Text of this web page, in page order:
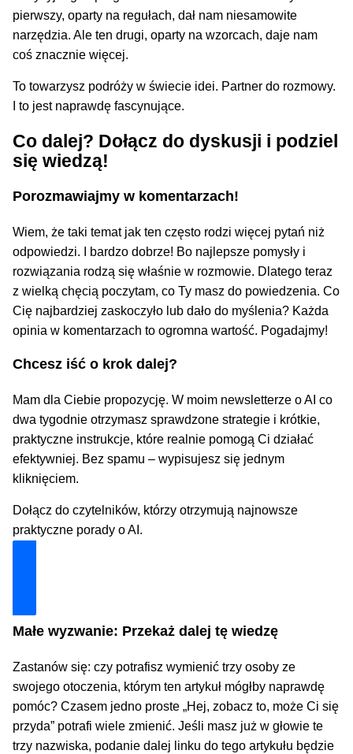
pierwszy, oparty na regułach, dał nam niesamowite
narzędzia. Ale ten drugi, oparty na wzorcach, daje nam
coś znacznie więcej.
To towarzysz podróży w świecie idei. Partner do rozmowy.
I to jest naprawdę fascynujące.
Co dalej? Dołącz do dyskusji i podziel
się wiedzą!
Porozmawiajmy w komentarzach!
Wiem, że taki temat jak ten często rodzi więcej pytań niż
odpowiedzi. I bardzo dobrze! Bo najlepsze pomysły i
rozwiązania rodzą się właśnie w rozmowie. Dlatego teraz
z wielką chęcią poczytam, co Ty masz do powiedzenia. Co
Cię najbardziej zaskoczyło lub dało do myślenia? Każda
opinia w komentarzach to ogromna wartość. Pogadajmy!
Chcesz iść o krok dalej?
Mam dla Ciebie propozycję. W moim newsletterze o AI co
dwa tygodnie otrzymasz sprawdzone strategie i krótkie,
praktyczne instrukcje, które realnie pomogą Ci działać
efektywniej. Bez spamu – wypisujesz się jednym
kliknięciem.
Dołącz do czytelników, którzy otrzymują najnowsze
praktyczne porady o AI.
Małe wyzwanie: Przekaż dalej tę wiedzę
Zastanów się: czy potrafisz wymienić trzy osoby ze
swojego otoczenia, którym ten artykuł mógłby naprawdę
pomóc? Czasem jedno proste „Hej, zobacz to, może Ci się
przyda” potrafi wiele zmienić. Jeśli masz już w głowie te
trzy nazwiska, podanie dalej linku do tego artykułu będzie